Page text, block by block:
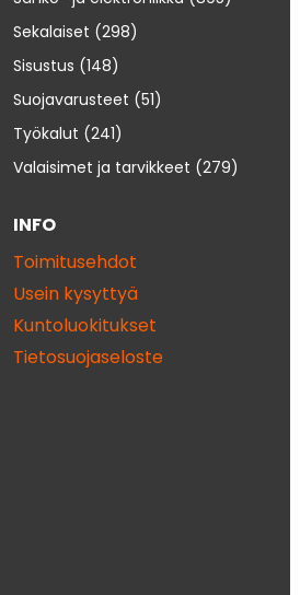
Sekalaiset (298)
Sisustus (148)
Suojavarusteet (51)
Työkalut (241)
Valaisimet ja tarvikkeet (279)
INFO
Toimitusehdot
Usein kysyttyä
Kuntoluokitukset
Tietosuojaseloste